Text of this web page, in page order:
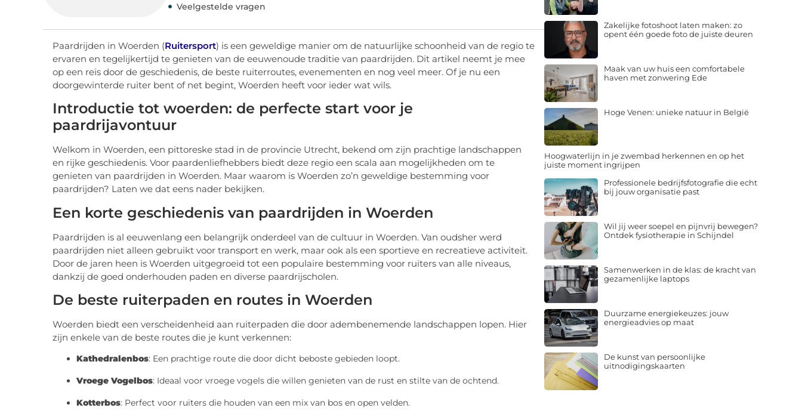
Veelgestelde vragen
Paardrijden in Woerden (Ruitersport) is een geweldige manier om de natuurlijke schoonheid van de regio te
ervaren en tegelijkertijd te genieten van de eeuwenoude traditie van paardrijden. Dit artikel neemt je mee
op een reis door de geschiedenis, de beste ruiterroutes, evenementen en nog veel meer. Of je nu een
doorgewinterde ruiter bent of net begint, Woerden heeft voor ieder wat wils.
Introductie tot woerden: de perfecte start voor je
paardrijavontuur
Welkom in Woerden, een pittoreske stad in de provincie Utrecht, bekend om zijn prachtige landschappen
en rijke geschiedenis. Voor paardenliefhebbers biedt deze regio een scala aan mogelijkheden om te
genieten van paardrijden in Woerden. Maar waarom is Woerden zo’n geweldige bestemming voor
paardrijden? Laten we dat eens nader bekijken.
Een korte geschiedenis van paardrijden in Woerden
Paardrijden is al eeuwenlang een belangrijk onderdeel van de cultuur in Woerden. Van oudsher werd
paardrijden niet alleen gebruikt voor transport en werk, maar ook als een sportieve en recreatieve activiteit.
Door de jaren heen is Woerden uitgegroeid tot een populaire bestemming voor ruiters van alle niveaus,
dankzij de goed onderhouden paden en diverse paardrijscholen.
De beste ruiterpaden en routes in Woerden
Woerden biedt een verscheidenheid aan ruiterpaden die door adembenemende landschappen lopen. Hier
zijn enkele van de beste routes die je kunt verkennen:
Kathedralenbos: Een prachtige route die door dicht beboste gebieden loopt.
Vroege Vogelbos: Ideaal voor vroege vogels die willen genieten van de rust en stilte van de ochtend.
Kotterbos: Perfect voor ruiters die houden van een mix van bos en open velden.
Zakelijke fotoshoot laten maken: zo
opent één goede foto de juiste deuren
Maak van uw huis een comfortabele
haven met zonwering Ede
Hoge Venen: unieke natuur in België
Hoogwaterlijn in je zwembad herkennen en op het
juiste moment ingrijpen
Professionele bedrijfsfotografie die echt
bij jouw organisatie past
Wil jij weer soepel en pijnvrij bewegen?
Ontdek fysiotherapie in Schijndel
Samenwerken in de klas: de kracht van
gezamenlijke laptops
Duurzame energiekeuzes: jouw
energieadvies op maat
De kunst van persoonlijke
uitnodigingskaarten